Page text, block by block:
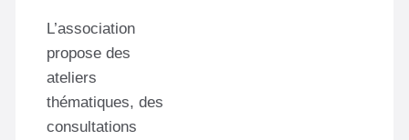
L’association
propose des
ateliers
thématiques, des
consultations